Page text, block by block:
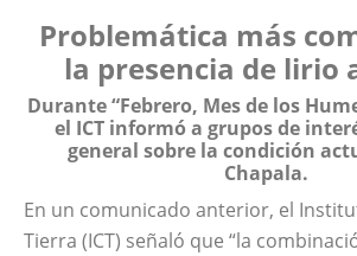
Problemática más
la presencia de lirio
Durante “Febrero, Mes de los
el ICT informó a grupos de
general sobre la condición
Chapala.
En un comunicado anterior, el
Tierra (ICT) señaló que “la